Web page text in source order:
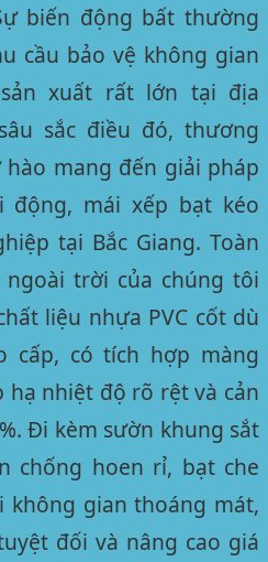
biến động bất thường
cầu bảo vệ không gian
xuất rất lớn tại địa
sắc điều đó, thương
mang đến giải pháp
mái xếp bạt kéo
tại Bắc Giang. Toàn
trời của chúng tôi
liệu nhựa PVC cốt dù
cấp, có tích hợp màng
nhiệt độ rõ rệt và cản
Đi kèm sườn khung sắt
chống hoen rỉ, bạt che
không gian thoáng mát,
đối và nâng cao giá